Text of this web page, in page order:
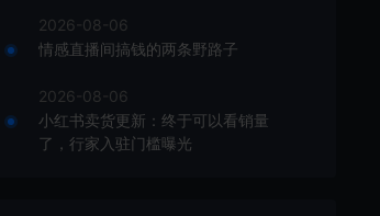
2026-08-06
情感直播间搞钱的两条野路子
2026-08-06
小红书卖货更新：终于可以看销量
了，行家入驻门槛曝光